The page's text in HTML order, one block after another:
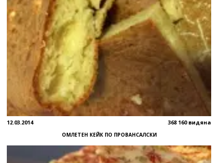
12.03.2014 368 160 видяна
ОМЛЕТЕН КЕЙК ПО ПРОВАНСАЛСКИ